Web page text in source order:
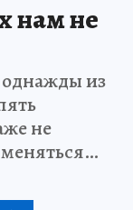
нам не
однажды из
не